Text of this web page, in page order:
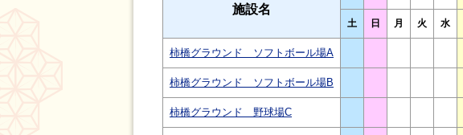
施設名
土 日 月 火 水
柿橋グラウンド ソフトボール場A
柿橋グラウンド ソフトボール場B
柿橋グラウンド 野球場C